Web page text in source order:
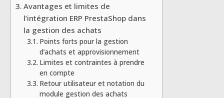
Avantages et limites de
l’intégration ERP PrestaShop dans
la gestion des achats
Points forts pour la gestion
d’achats et approvisionnement
Limites et contraintes à prendre
en compte
Retour utilisateur et notation du
module gestion des achats